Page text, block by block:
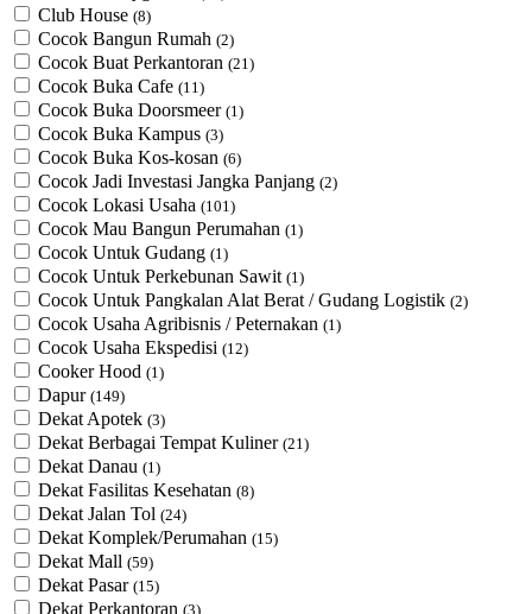
Club House (8)
Cocok Bangun Rumah (2)
Cocok Buat Perkantoran (21)
Cocok Buka Cafe (11)
Cocok Buka Doorsmeer (1)
Cocok Buka Kampus (3)
Cocok Buka Kos-kosan (6)
Cocok Jadi Investasi Jangka Panjang (2)
Cocok Lokasi Usaha (101)
Cocok Mau Bangun Perumahan (1)
Cocok Untuk Gudang (1)
Cocok Untuk Perkebunan Sawit (1)
Cocok Untuk ​Pangkalan Alat Berat / Gudang Logistik (2)
Cocok Usaha Agribisnis / Peternakan (1)
Cocok Usaha Ekspedisi (12)
Cooker Hood (1)
Dapur (149)
Dekat Apotek (3)
Dekat Berbagai Tempat Kuliner (21)
Dekat Danau (1)
Dekat Fasilitas Kesehatan (8)
Dekat Jalan Tol (24)
Dekat Komplek/Perumahan (15)
Dekat Mall (59)
Dekat Pasar (15)
Dekat Perkantoran (3)